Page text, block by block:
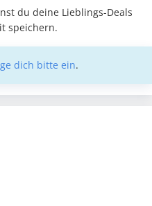
du deine Lieblings-Deals
speichern.
dich bitte ein.